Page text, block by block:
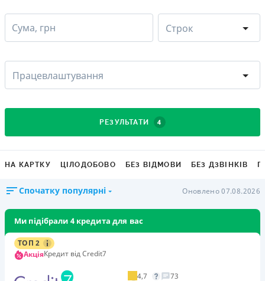
Сума, грн Строк
Працевлаштування
РЕЗУЛЬТАТИ 4
НА КАРТКУ ЦІЛОДОБОВО БЕЗ ВІДМОВИ БЕЗ ДЗВІНКІВ
Спочатку популярні Оновлено 07.08.2026
Ми підібрали 4 кредита для вас
ТОП 2
АкціяКредит від Credit7
4,7
73